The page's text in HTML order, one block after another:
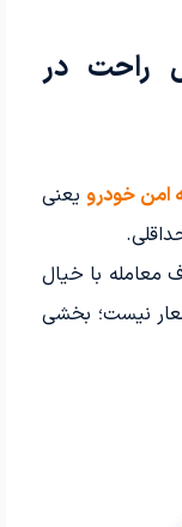
راحت در
امن خودرویعنی
با خیال
نیست؛ بخشی